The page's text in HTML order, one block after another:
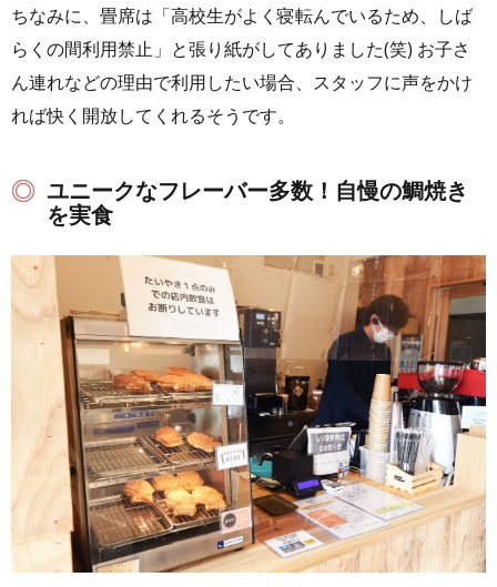
ちなみに、畳席は「高校生がよく寝転んでいるため、しば
らくの間利用禁止」と張り紙がしてありました(笑) お子さ
ん連れなどの理由で利用したい場合、スタッフに声をかけ
れば快く開放してくれるそうです。
ユニークなフレーバー多数！自慢の鯛焼き
を実食